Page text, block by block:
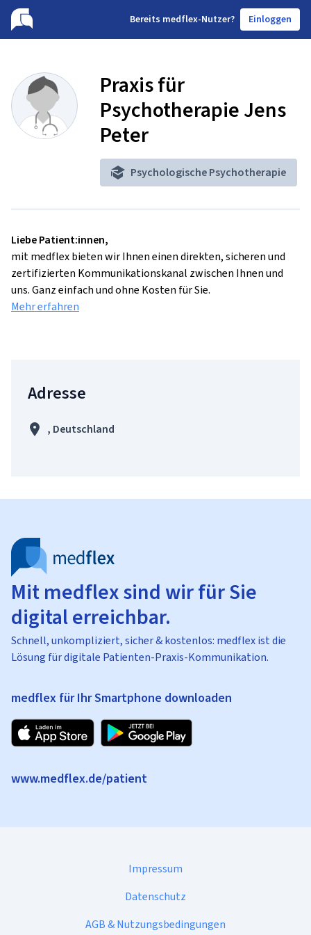
Bereits medflex-Nutzer? Einloggen
Praxis für
Psychotherapie Jens
Peter
Psychologische Psychotherapie
Liebe Patient:innen,
mit medflex bieten wir Ihnen einen direkten, sicheren und
zertifizierten Kommunikationskanal zwischen Ihnen und
uns. Ganz einfach und ohne Kosten für Sie.
Mehr erfahren
Adresse
, Deutschland
Mit medflex sind wir für Sie
digital erreichbar.
Schnell, unkompliziert, sicher & kostenlos: medflex ist die
Lösung für digitale Patienten-Praxis-Kommunikation.
medflex für Ihr Smartphone downloaden
www.medflex.de/patient
Impressum
Datenschutz
AGB & Nutzungsbedingungen